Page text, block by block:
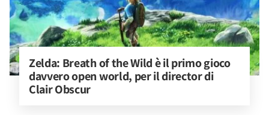
Zelda: Breath of the Wild è il primo gioco
davvero open world, per il director di
Clair Obscur